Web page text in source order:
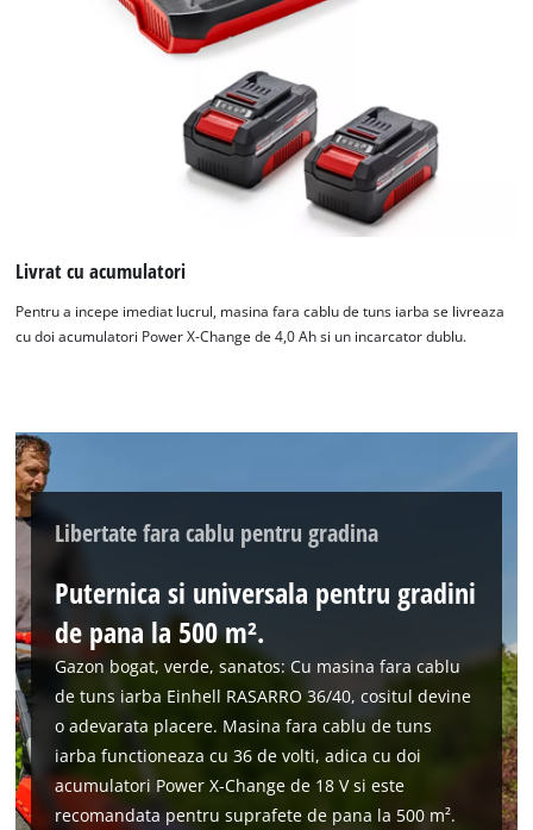
Livrat cu acumulatori
Pentru a incepe imediat lucrul, masina fara cablu de tuns iarba se livreaza
cu doi acumulatori Power X-Change de 4,0 Ah si un incarcator dublu.
Libertate fara cablu pentru gradina
Puternica si universala pentru gradini
de pana la 500 m².
Gazon bogat, verde, sanatos: Cu masina fara cablu
de tuns iarba Einhell RASARRO 36/40, cositul devine
o adevarata placere. Masina fara cablu de tuns
iarba functioneaza cu 36 de volti, adica cu doi
acumulatori Power X-Change de 18 V si este
recomandata pentru suprafete de pana la 500 m².